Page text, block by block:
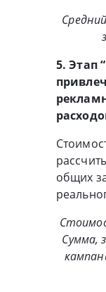
5. Этап
общих
Сумма,